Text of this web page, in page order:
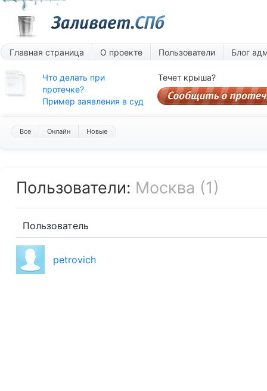
Главная страница О проекте Пользователи Блог
Что делать при
протечке?
Пример заявления в суд
Течет крыша?
Все Онлайн Новые
Пользователи: Москва (1)
Пользователь
petrovich